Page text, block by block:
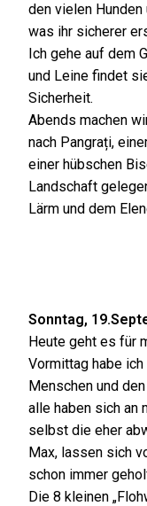
den vielen
was ihr sicherer
Ich gehe auf dem
und Leine findet
Sicherheit.
Abends machen
nach Pangrați,
einer hübschen
Landschaft
Lärm und dem
Sonntag,
Heute geht es für
Vormittag habe
Menschen und
alle haben sich an
selbst die eher
Max, lassen sich
schon immer
Die 8 kleinen